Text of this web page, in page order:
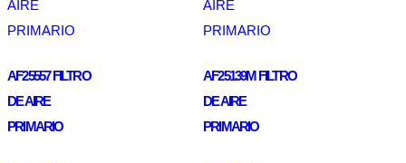
AF25557 FILTRO
DE AIRE
PRIMARIO
AF25139M FILTRO
DE AIRE
PRIMARIO